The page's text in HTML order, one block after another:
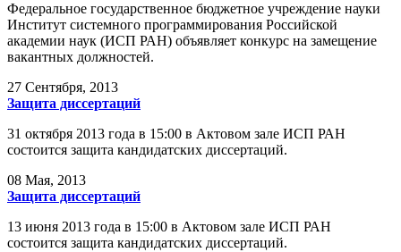
Федеральное государственное бюджетное учреждение науки
Институт системного программирования Российской
академии наук (ИСП РАН) объявляет конкурс на замещение
вакантных должностей.
27 Сентября, 2013
Защита диссертаций
31 октября 2013 года в 15:00 в Актовом зале ИСП РАН
состоится защита кандидатских диссертаций.
08 Мая, 2013
Защита диссертаций
13 июня 2013 года в 15:00 в Актовом зале ИСП РАН
состоится защита кандидатских диссертаций.